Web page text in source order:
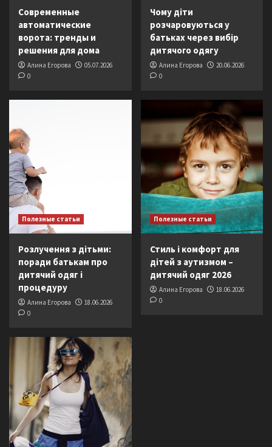
Современные
автоматические
ворота: тренды и
решения для дома
Алина Егорова
05.07.2026
0
Чому діти
розчаровуються у
батьках через вибір
дитячого одягу
Алина Егорова
20.06.2026
0
Полезные статьи
Розлучення з дітьми:
поради батькам про
дитячий одяг і
процедуру
Алина Егорова
18.06.2026
0
Полезные статьи
Стиль і комфорт для
дітей з аутизмом –
дитячий одяг 2026
Алина Егорова
18.06.2026
0